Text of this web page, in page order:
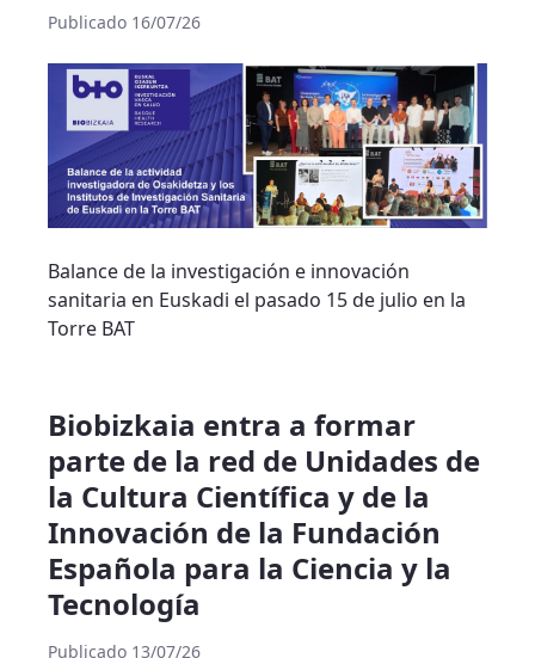
Publicado 16/07/26
Balance de la investigación e innovación
sanitaria en Euskadi el pasado 15 de julio en la
Torre BAT
Biobizkaia entra a formar
parte de la red de Unidades de
la Cultura Científica y de la
Innovación de la Fundación
Española para la Ciencia y la
Tecnología
Publicado 13/07/26